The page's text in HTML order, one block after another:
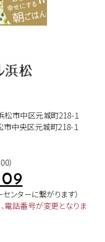
市中区元城町218-１
中央区元城町218-１
）
センターに繋がります）
電話番号が変更となりま